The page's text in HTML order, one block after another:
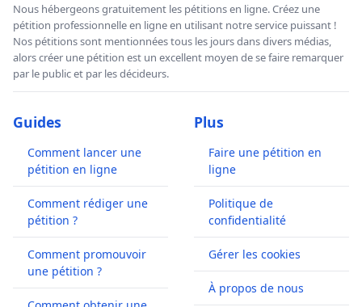
Nous hébergeons gratuitement les pétitions en ligne. Créez une
pétition professionnelle en ligne en utilisant notre service puissant !
Nos pétitions sont mentionnées tous les jours dans divers médias,
alors créer une pétition est un excellent moyen de se faire remarquer
par le public et par les décideurs.
Guides
Comment lancer une
pétition en ligne
Comment rédiger une
pétition ?
Comment promouvoir
une pétition ?
Plus
Faire une pétition en
ligne
Politique de
confidentialité
Gérer les cookies
À propos de nous